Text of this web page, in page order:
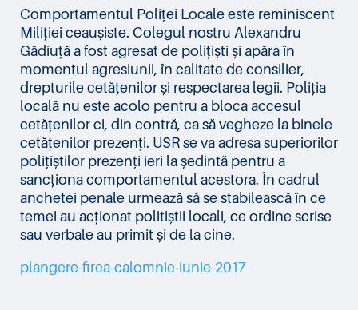
Comportamentul Poliței Locale este reminiscent
Miliției ceaușiste. Colegul nostru Alexandru
Gâdiuță a fost agresat de polițiști și apăra în
momentul agresiunii, în calitate de consilier,
drepturile cetățenilor și respectarea legii. Poliția
locală nu este acolo pentru a bloca accesul
cetățenilor ci, din contră, ca să vegheze la binele
cetățenilor prezenți. USR se va adresa superiorilor
polițiștilor prezenți ieri la ședintă pentru a
sancționa comportamentul acestora. În cadrul
anchetei penale urmează să se stabilească în ce
temei au acționat politiștii locali, ce ordine scrise
sau verbale au primit și de la cine.
plangere-firea-calomnie-iunie-2017